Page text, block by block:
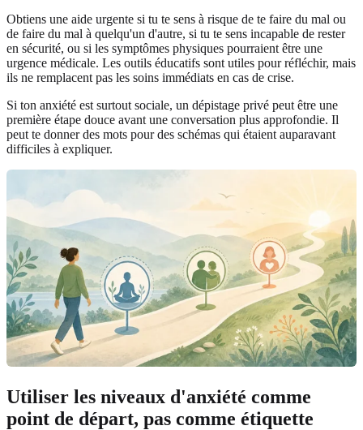
Obtiens une aide urgente si tu te sens à risque de te faire du mal ou
de faire du mal à quelqu'un d'autre, si tu te sens incapable de rester
en sécurité, ou si les symptômes physiques pourraient être une
urgence médicale. Les outils éducatifs sont utiles pour réfléchir, mais
ils ne remplacent pas les soins immédiats en cas de crise.
Si ton anxiété est surtout sociale, un dépistage privé peut être une
première étape douce avant une conversation plus approfondie. Il
peut te donner des mots pour des schémas qui étaient auparavant
difficiles à expliquer.
Utiliser les niveaux d'anxiété comme
point de départ, pas comme étiquette